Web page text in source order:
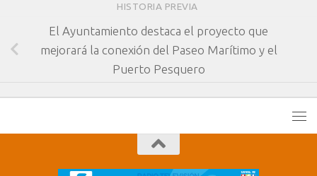
HISTORIA PREVIA
El Ayuntamiento destaca el proyecto que
mejorará la conexión del Paseo Marítimo y el
Puerto Pesquero